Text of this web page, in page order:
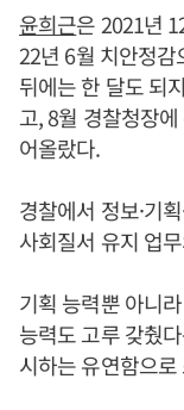
윤희근은 2021년
22년 6월 치안정
뒤에는 한 달도 되
고, 8월 경찰청장
어올랐다.
경찰에서 정보·기
사회질서 유지 업
기획 능력뿐 아니
능력도 고루 갖췄
시하는 유연함으